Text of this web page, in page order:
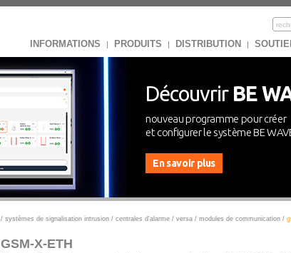
INFORMATIONS | PRODUITS | DISTRIBUTION |
Découvrir BE
nouveau programme pour créer
et configurer le système BE
En savoir plus
/ systèmes de signalisation intrusion / centrales d'alarme / versa / modules de communication /
GSM-X-ETH